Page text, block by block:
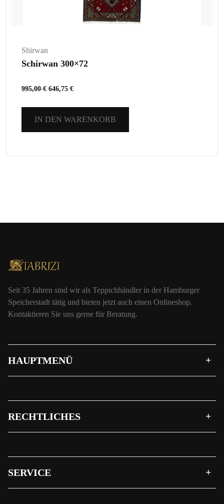
Shirwan
Schirwan 300×72
995,00€ 646,75 €
IN DEN WARENKORB
Seit 35 Jahren sind wir als Teppichhändler in der Hamburger
Speicherstadt tätig und bieten jetzt auch einen Onlineshop.
Kontaktieren Sie uns gerne für Beratung.
HAUPTMENÜ
RECHTLICHES
SERVICE